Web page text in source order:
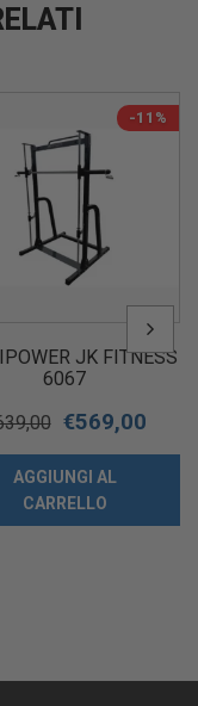
-11%
JK FITNESS
6067
€569,00
AGGIUNGI AL
CARRELLO